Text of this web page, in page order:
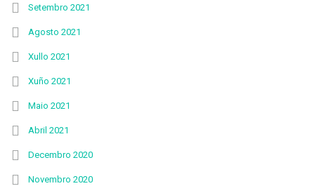
Setembro 2021
Agosto 2021
Xullo 2021
Xuño 2021
Maio 2021
Abril 2021
Decembro 2020
Novembro 2020